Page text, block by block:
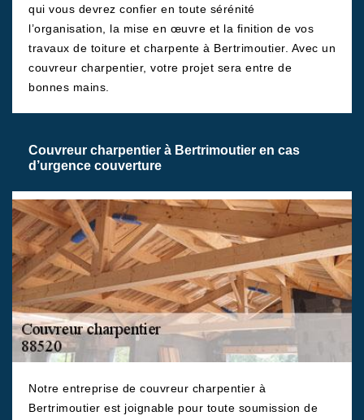
qui vous devrez confier en toute sérénité
l’organisation, la mise en œuvre et la finition de vos
travaux de toiture et charpente à Bertrimoutier. Avec un
couvreur charpentier, votre projet sera entre de
bonnes mains.
Couvreur charpentier à Bertrimoutier en cas
d’urgence couverture
Notre entreprise de couvreur charpentier à
Bertrimoutier est joignable pour toute soumission de